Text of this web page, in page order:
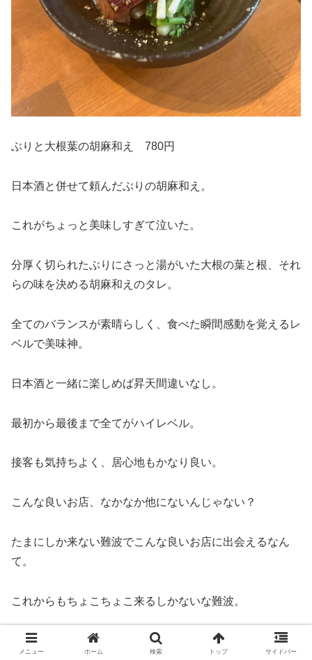
ぶりと大根葉の胡麻和え 780円
日本酒と併せて頼んだぶりの胡麻和え。
これがちょっと美味しすぎて泣いた。
分厚く切られたぶりにさっと湯がいた大根の葉と根、それ
らの味を決める胡麻和えのタレ。
全てのバランスが素晴らしく、食べた瞬間感動を覚えるレ
ベルで美味神。
日本酒と一緒に楽しめば昇天間違いなし。
最初から最後まで全てがハイレベル。
接客も気持ちよく、居心地もかなり良い。
こんな良いお店、なかなか他にないんじゃない？
たまにしか来ない難波でこんな良いお店に出会えるなん
て。
これからもちょこちょこ来るしかないな難波。
あぁ奥深いな難波。
メニュー ホーム 検索 トップ サイドバー